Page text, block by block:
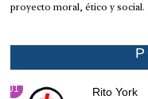
proyecto moral, ético y social.
01 Rito York